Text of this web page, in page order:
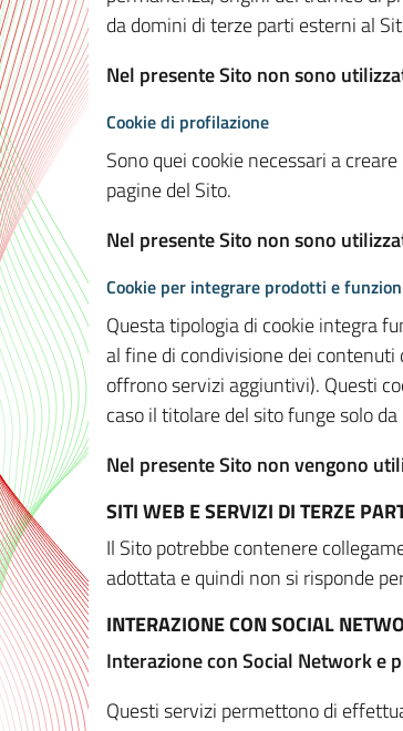
da domini di terze parti esterni al
Nel presente Sito non sono
Cookie di profilazione
Sono quei cookie necessari a
pagine del Sito.
Nel presente Sito non sono
Cookie per integrare prodotti e
Questa tipologia di cookie integra
al fine di condivisione dei
offrono servizi aggiuntivi). Questi
caso il titolare del sito funge solo
Nel presente Sito non vengono
SITI WEB E SERVIZI DI TERZE
Il Sito potrebbe contenere
adottata e quindi non si risponde
INTERAZIONE CON SOCIAL
Interazione con Social Network e
Questi servizi permettono di